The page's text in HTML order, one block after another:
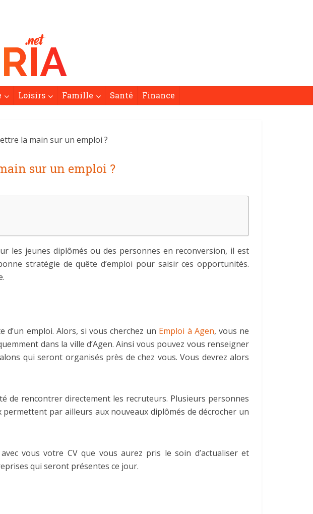
Loisirs Famille Santé Finance
la main sur un emploi ?
sur un emploi ?
les jeunes diplômés ou des personnes en reconversion, il est
stratégie de quête d’emploi pour saisir ces opportunités.
emploi. Alors, si vous cherchez un Emploi à Agen, vous ne
dans la ville d’Agen. Ainsi vous pouvez vous renseigner
qui seront organisés près de chez vous. Vous devrez alors
de rencontrer directement les recruteurs. Plusieurs personnes
permettent par ailleurs aux nouveaux diplômés de décrocher un
vous votre CV que vous aurez pris le soin d’actualiser et
qui seront présentes ce jour.